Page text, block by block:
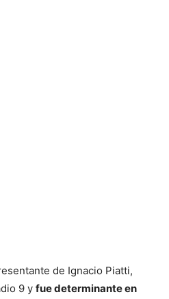
de Ignacio Piatti,
9 y fue determinante en